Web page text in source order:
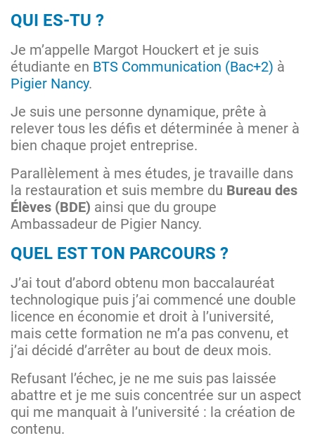
QUI ES-TU ?
Je m’appelle Margot Houckert et je suis
étudiante en BTS Communication (Bac+2) à
Pigier Nancy.
Je suis une personne dynamique, prête à
relever tous les défis et déterminée à mener à
bien chaque projet entreprise.
Parallèlement à mes études, je travaille dans
la restauration et suis membre du Bureau des
Élèves (BDE) ainsi que du groupe
Ambassadeur de Pigier Nancy.
QUEL EST TON PARCOURS ?
J’ai tout d’abord obtenu mon baccalauréat
technologique puis j’ai commencé une double
licence en économie et droit à l’université,
mais cette formation ne m’a pas convenu, et
j’ai décidé d’arrêter au bout de deux mois.
Refusant l’échec, je ne me suis pas laissée
abattre et je me suis concentrée sur un aspect
qui me manquait à l’université : la création de
contenu.